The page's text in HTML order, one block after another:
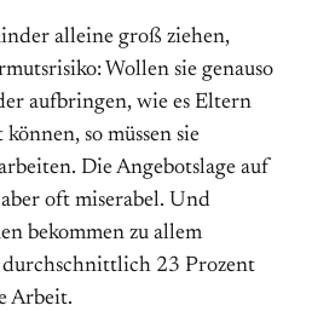
alleine groß ziehen,
Wollen sie genauso
aufbringen, wie es Eltern
so müssen sie
Die Angebotslage auf
oft miserabel. Und
bekommen zu allem
durchschnittlich 23 Prozent
Arbeit.